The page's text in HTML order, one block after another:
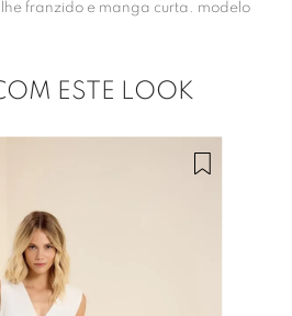
franzido e manga curta. modelo
ESTE LOOK